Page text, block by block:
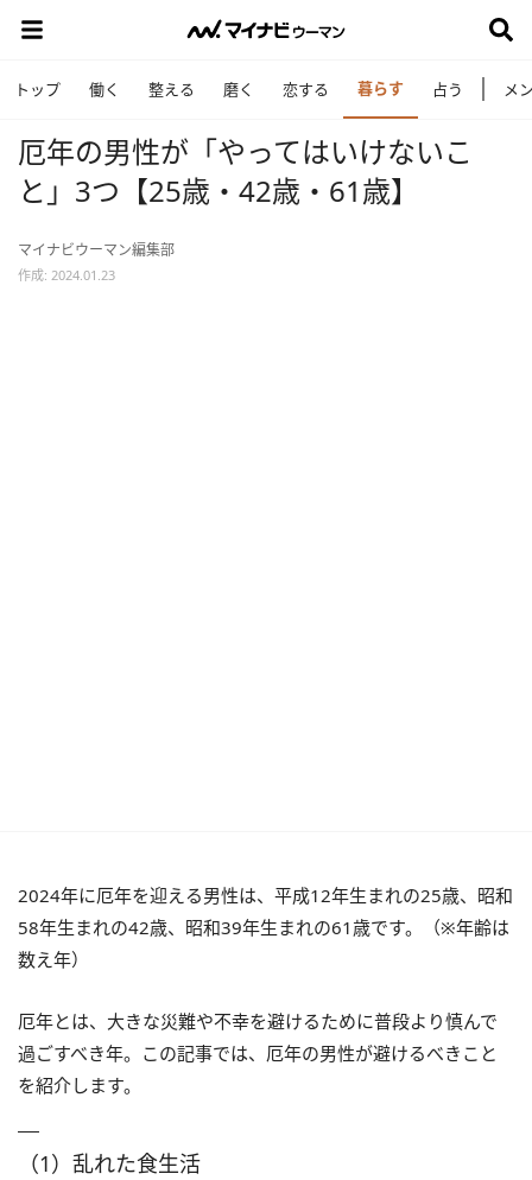
トップ 働く 整える 磨く 恋する 暮らす 占う メ
厄年の男性が「やってはいけないこ
と」3つ【25歳・42歳・61歳】
マイナビウーマン編集部
作成: 2024.01.23
2024年に厄年を迎える男性は、平成12年生まれの25歳、昭和
58年生まれの42歳、昭和39年生まれの61歳です。（※年齢は
数え年）
厄年とは、大きな災難や不幸を避けるために普段より慎んで
過ごすべき年。この記事では、厄年の男性が避けるべきこと
を紹介します。
（1）乱れた食生活